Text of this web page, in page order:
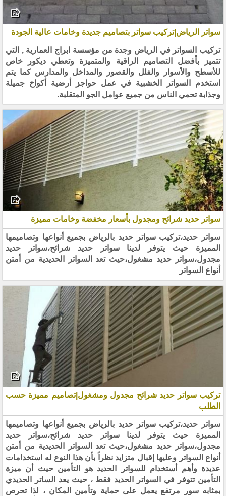
سواتر الرياض|تركيب سواتر بتصاميم جديدة وخامات عالية الجودة
تركيب السواتر في الرياض وجدة من مؤسسة ابراج العمارية , التي
تتميز بأفضل التصاميم الراقية والمتميزة وتعطي ديكور خاص
للأسطح والأسوار والفلل والقصور والمداخل والمدارس كما يتم
استخدم السواتر الخشبية في عمل حواجز أرضية أكواخ جميلة
وجذابة تحمي الناس من جميع عوامل الجو المتقلبة.
سواتر حديد شرائح ومجدول بأسعار مخفضة وخامات مميزة
سواتر حديد،تركيب سواتر حديد بالرياض بجميع أنواعها وتصاميمها
المميزة حيث يتوفر لدينا سواتر حديد شرائح،سواتر حديد
مجدول،سواتر حديد مشغول،حيث تعد السواتر الحديدية من أمتن
أنواع السواتر
تركيب سواتر حديد شرائح مجدول ومشغول|تصاميم مميزة حسب
الطلب
سواتر حديد،تركيب سواتر حديد بالرياض بجميع أنواعها وتصاميمها
المميزة حيث يتوفر لدينا سواتر حديد شرائح،سواتر حديد
مجدول،سواتر حديد مشغول،حيث تعد السواتر الحديدية من أمتن
أنواع السواتر وعليها إقبال متزايد نظراً بأن هذا النوع له استخدامات
عديدة وأهم أستخدام للسواتر الحديد هو التأمين حيث أن ميزة
التأمين تتوفر في السواتر الحديد فقط ، حيث يعد الساتر الحديدي
بمثابه سور مرتفع يعمل على حماية وتأمين المكان ، لذا تحرص